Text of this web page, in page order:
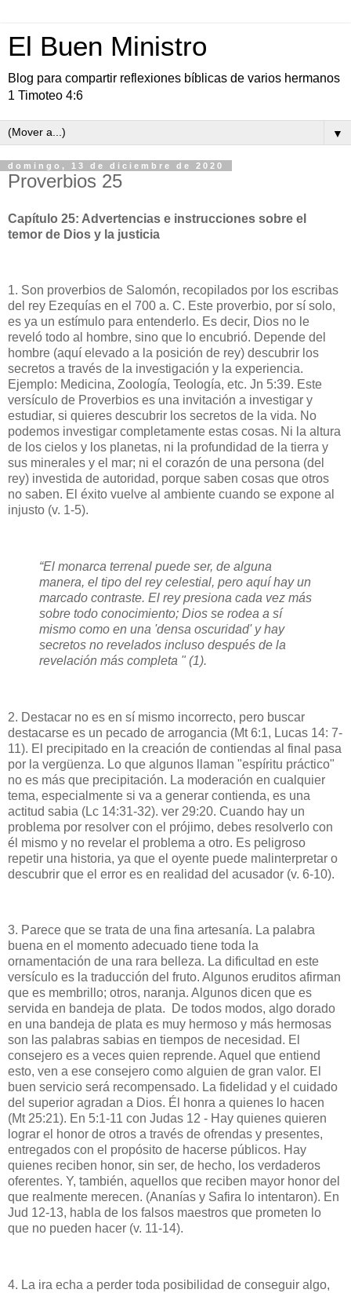
El Buen Ministro
Blog para compartir reflexiones bíblicas de varios hermanos
1 Timoteo 4:6
▼
domingo, 13 de diciembre de 2020
Proverbios 25
Capítulo 25: Advertencias e instrucciones sobre el
temor de Dios y la justicia
1. Son proverbios de Salomón, recopilados por los escribas
del rey Ezequías en el 700 a. C. Este proverbio, por sí solo,
es ya un estímulo para entenderlo. Es decir, Dios no le
reveló todo al hombre, sino que lo encubrió. Depende del
hombre (aquí elevado a la posición de rey) descubrir los
secretos a través de la investigación y la experiencia.
Ejemplo: Medicina, Zoología, Teología, etc. Jn 5:39. Este
versículo de Proverbios es una invitación a investigar y
estudiar, si quieres descubrir los secretos de la vida. No
podemos investigar completamente estas cosas. Ni la altura
de los cielos y los planetas, ni la profundidad de la tierra y
sus minerales y el mar; ni el corazón de una persona (del
rey) investida de autoridad, porque saben cosas que otros
no saben. El éxito vuelve al ambiente cuando se expone al
injusto (v. 1-5).
“El monarca terrenal puede ser, de alguna
manera, el tipo del rey celestial, pero aquí hay un
marcado contraste. El rey presiona cada vez más
sobre todo conocimiento; Dios se rodea a sí
mismo como en una 'densa oscuridad' y hay
secretos no revelados incluso después de la
revelación más completa " (1).
2. Destacar no es en sí mismo incorrecto, pero buscar
destacarse es un pecado de arrogancia (Mt 6:1, Lucas 14: 7-
11). El precipitado en la creación de contiendas al final pasa
por la vergüenza. Lo que algunos llaman "espíritu práctico"
no es más que precipitación. La moderación en cualquier
tema, especialmente si va a generar contienda, es una
actitud sabia (Lc 14:31-32). ver 29:20. Cuando hay un
problema por resolver con el prójimo, debes resolverlo con
él mismo y no revelar el problema a otro. Es peligroso
repetir una historia, ya que el oyente puede malinterpretar o
descubrir que el error es en realidad del acusador (v. 6-10).
3. Parece que se trata de una fina artesanía. La palabra
buena en el momento adecuado tiene toda la
ornamentación de una rara belleza. La dificultad en este
versículo es la traducción del fruto. Algunos eruditos afirman
que es membrillo; otros, naranja. Algunos dicen que es
servida en bandeja de plata. De todos modos, algo dorado
en una bandeja de plata es muy hermoso y más hermosas
son las palabras sabias en tiempos de necesidad. El
consejero es a veces quien reprende. Aquel que entiend
esto, ven a ese consejero como alguien de gran valor. El
buen servicio será recompensado. La fidelidad y el cuidado
del superior agradan a Dios. Él honra a quienes lo hacen
(Mt 25:21). En 5:1-11 con Judas 12 - Hay quienes quieren
lograr el honor de otros a través de ofrendas y presentes,
entregados con el propósito de hacerse públicos. Hay
quienes reciben honor, sin ser, de hecho, los verdaderos
oferentes. Y, también, aquellos que reciben mayor honor del
que realmente merecen. (Ananías y Safira lo intentaron). En
Jud 12-13, habla de los falsos maestros que prometen lo
que no pueden hacer (v. 11-14).
4. La ira echa a perder toda posibilidad de conseguir algo,